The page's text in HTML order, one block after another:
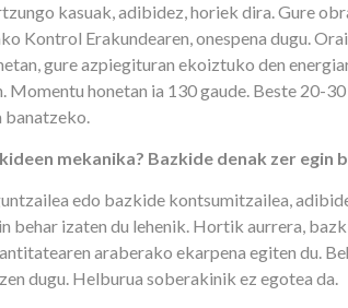
kasuak, adibidez, horiek dira. Gure
Kontrol Erakundearen, onespena dugu.
gure azpiegituran ekoiztuko den
honetan ia 130 gaude. Beste 20-
banatzeko.
mekanika? Bazkide denak zer egin
edo bazkide kontsumitzailea,
behar izaten du lehenik. Hortik aurrera,
araberako ekarpena egiten du.
dugu. Helburua soberakinik ez egotea da.